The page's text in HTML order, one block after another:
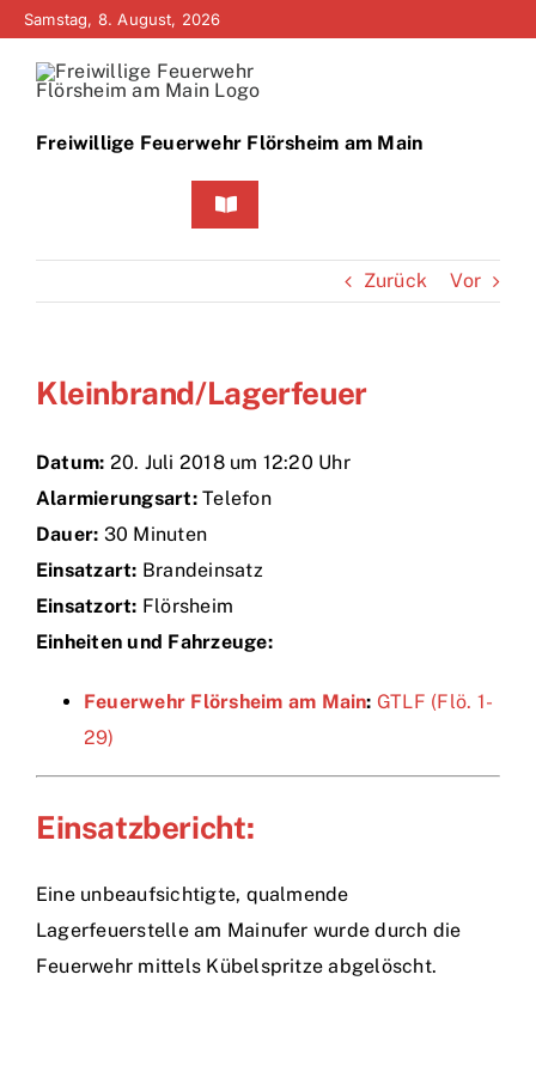
Zum
springen
Samstag, 8. August, 2026
Freiwillige Feuerwehr Flörsheim am Main
Toggle
Home
Bürgerinfo
Über uns
Technik
Zurück Vor
Kleinbrand/Lagerfeuer
Datum: 20. Juli 2018 um 12:20 Uhr
Alarmierungsart:Telefon
Dauer: 30 Minuten
Einsatzart: Brandeinsatz
Einsatzort: Flörsheim
Einheiten und Fahrzeuge:
Feuerwehr Flörsheim am Main: GTLF (Flö. 1-
29)
Einsatzbericht:
Eine unbeaufsichtigte, qualmende
Lagerfeuerstelle am Mainufer wurde durch die
Feuerwehr mittels Kübelspritze abgelöscht.